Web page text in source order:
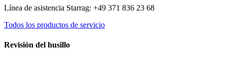
Línea de asistencia Starrag: +49 371 836 23 68
Todos los productos de servicio
Revisión del husillo